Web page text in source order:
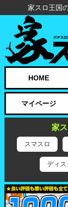
家スロ王国
HOME
マイページ
家
スマスロ
ディス